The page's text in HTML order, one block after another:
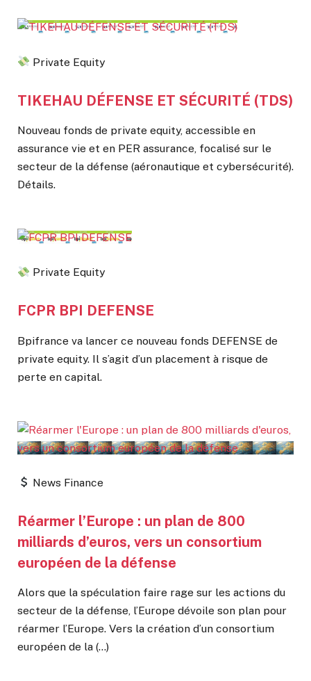
Private Equity
TIKEHAU DÉFENSE ET SÉCURITÉ (TDS)
Nouveau fonds de private equity, accessible en
assurance vie et en PER assurance, focalisé sur le
secteur de la défense (aéronautique et cybersécurité).
Détails.
Private Equity
FCPR BPI DEFENSE
Bpifrance va lancer ce nouveau fonds DEFENSE de
private equity. Il s’agit d’un placement à risque de
perte en capital.
News Finance
Réarmer l’Europe : un plan de 800
milliards d’euros, vers un consortium
européen de la défense
Alors que la spéculation faire rage sur les actions du
secteur de la défense, l’Europe dévoile son plan pour
réarmer l’Europe. Vers la création d’un consortium
européen de la (…)